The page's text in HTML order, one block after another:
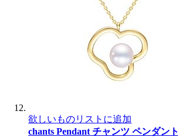
欲しいものリストに追加
chants Pendant チャンツ ペンダント